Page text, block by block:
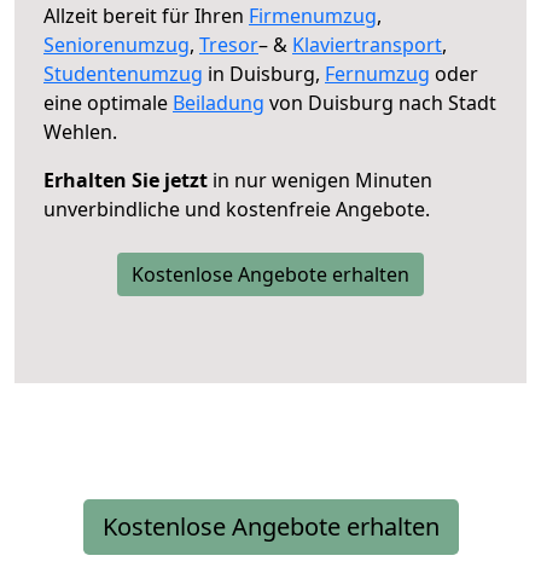
Allzeit bereit für Ihren Firmenumzug,
Seniorenumzug, Tresor– & Klaviertransport,
Studentenumzug in Duisburg, Fernumzug oder
eine optimale Beiladung von Duisburg nach Stadt
Wehlen.
Erhalten Sie jetzt in nur wenigen Minuten
unverbindliche und kostenfreie Angebote.
Kostenlose Angebote erhalten
Kostenlose Angebote erhalten